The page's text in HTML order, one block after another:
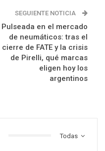
SEGUIENTE NOTICIA
Pulseada en el mercado
de neumáticos: tras el
cierre de FATE y la crisis
de Pirelli, qué marcas
eligen hoy los
argentinos
Todas